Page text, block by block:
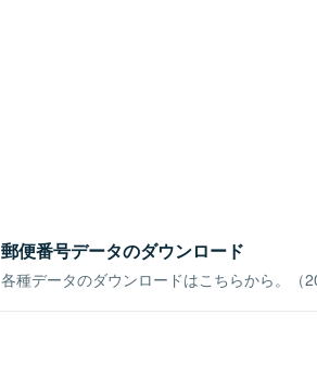
郵便番号データのダウンロード
各種データのダウンロードはこちらから。（